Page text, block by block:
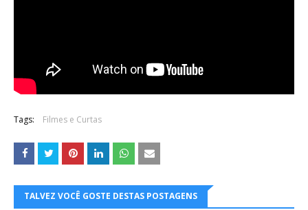
Tags: Filmes e Curtas
TALVEZ VOCÊ GOSTE DESTAS POSTAGENS